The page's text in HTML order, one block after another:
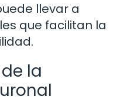
llevar a
que facilitan la
la